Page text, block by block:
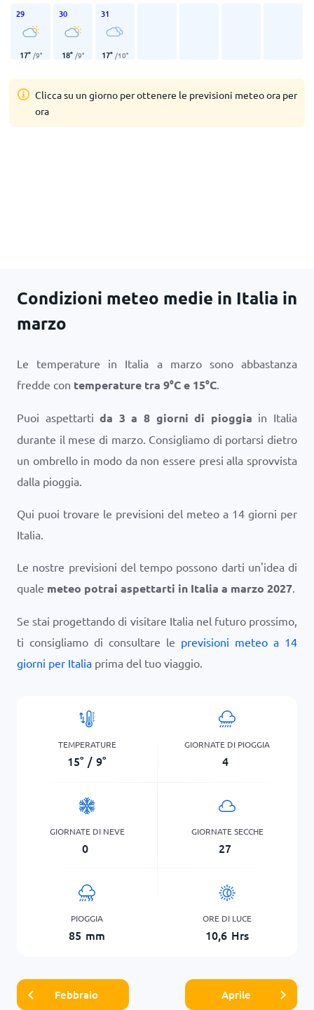
29
17° /9°
30
18° /9°
31
17° /10°
Clicca su un giorno per ottenere le previsioni meteo ora per
ora
Condizioni meteo medie in Italia in
marzo
Le temperature in Italia a marzo sono abbastanza
fredde con temperature tra 9°Ce 15°C.
Puoi aspettartida 3 a 8 giorni di pioggia in Italia
durante il mese di marzo. Consigliamo di portarsi dietro
un ombrello in modo da non essere presi alla sprovvista
dalla pioggia.
Qui puoi trovare le previsioni del meteo a 14 giorni per
Italia.
Le nostre previsioni del tempo possono darti un'idea di
quale meteo potrai aspettarti in Italia a marzo 2027.
Se stai progettando di visitare Italia nel futuro prossimo,
ti consigliamo di consultare le previsioni meteo a 14
giorni per Italia prima del tuo viaggio.
TEMPERATURE
15° / 9°
GIORNATE DI PIOGGIA
4
GIORNATE DI NEVE
0
GIORNATE SECCHE
27
PIOGGIA
85 mm
ORE DI LUCE
10,6 Hrs
Febbraio Aprile